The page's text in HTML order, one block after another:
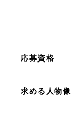
応募資格
求める人物像